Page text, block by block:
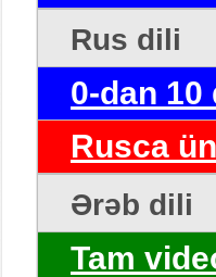
Rus dili
0-dan 10
Rusca
Ərəb dili
Tam